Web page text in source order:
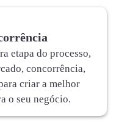
etapa do processo,
concorrência,
criar a melhor
o seu negócio.